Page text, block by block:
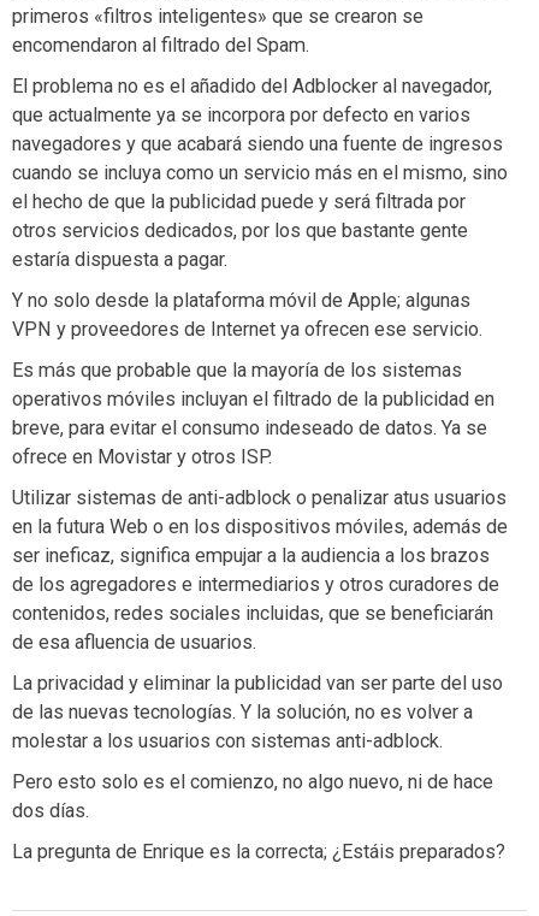
primeros «filtros inteligentes» que se crearon se
encomendaron al filtrado del Spam.
El problema no es el añadido del Adblocker al navegador,
que actualmente ya se incorpora por defecto en varios
navegadores y que acabará siendo una fuente de ingresos
cuando se incluya como un servicio más en el mismo, sino
el hecho de que la publicidad puede y será filtrada por
otros servicios dedicados, por los que bastante gente
estaría dispuesta a pagar.
Y no solo desde la plataforma móvil de Apple; algunas
VPN y proveedores de Internet ya ofrecen ese servicio.
Es más que probable que la mayoría de los sistemas
operativos móviles incluyan el filtrado de la publicidad en
breve, para evitar el consumo indeseado de datos. Ya se
ofrece en Movistar y otros ISP.
Utilizar sistemas de anti-adblock o penalizar atus usuarios
en la futura Web o en los dispositivos móviles, además de
ser ineficaz, significa empujar a la audiencia a los brazos
de los agregadores e intermediarios y otros curadores de
contenidos, redes sociales incluidas, que se beneficiarán
de esa afluencia de usuarios.
La privacidad y eliminar la publicidad van ser parte del uso
de las nuevas tecnologías. Y la solución, no es volver a
molestar a los usuarios con sistemas anti-adblock.
Pero esto solo es el comienzo, no algo nuevo, ni de hace
dos días.
La pregunta de Enrique es la correcta; ¿Estáis preparados?